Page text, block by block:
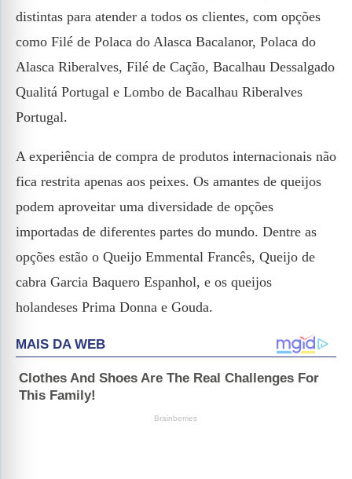
distintas para atender a todos os clientes, com opções
como Filé de Polaca do Alasca Bacalanor, Polaca do
Alasca Riberalves, Filé de Cação, Bacalhau Dessalgado
Qualitá Portugal e Lombo de Bacalhau Riberalves
Portugal.
A experiência de compra de produtos internacionais não
fica restrita apenas aos peixes. Os amantes de queijos
podem aproveitar uma diversidade de opções
importadas de diferentes partes do mundo. Dentre as
opções estão o Queijo Emmental Francês, Queijo de
cabra Garcia Baquero Espanhol, e os queijos
holandeses Prima Donna e Gouda.